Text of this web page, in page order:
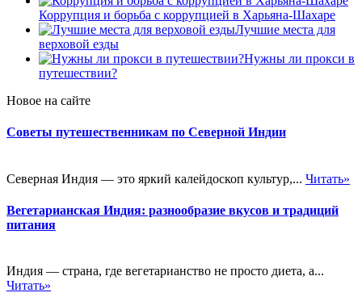
Коррупция и борьба с коррупцией в Харьяна-Шахаре
Лучшие места для
верховой езды
Нужны ли прокси в
путешествии?
Новое на сайте
Советы путешественникам по Северной Индии
Северная Индия — это яркий калейдоскоп культур,... Читать»
Вегетарианская Индия: разнообразие вкусов и традиций
питания
Индия — страна, где вегетарианство не просто диета, а...
Читать»